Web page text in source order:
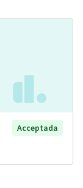
Acceptada